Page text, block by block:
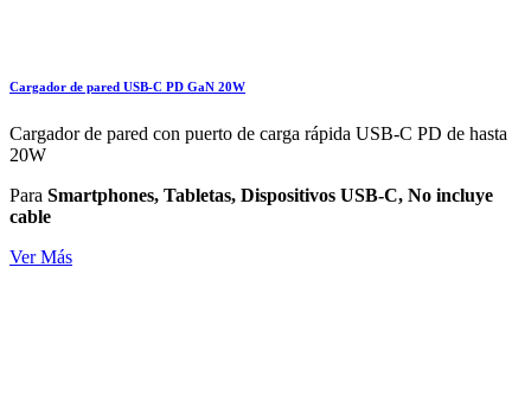
Cargador de pared USB-C PD GaN 20W
Cargador de pared con puerto de carga rápida USB-C PD de hasta
20W
Para Smartphones, Tabletas, Dispositivos USB-C, No incluye
cable
Ver Más